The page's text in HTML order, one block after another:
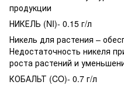
продукции
НИКЕЛЬ (NI)- 0.15 г/л
Никель для растения –
Недостаточность никеля
роста растений и
КОБАЛЬТ (CO)- 0.7 г/л